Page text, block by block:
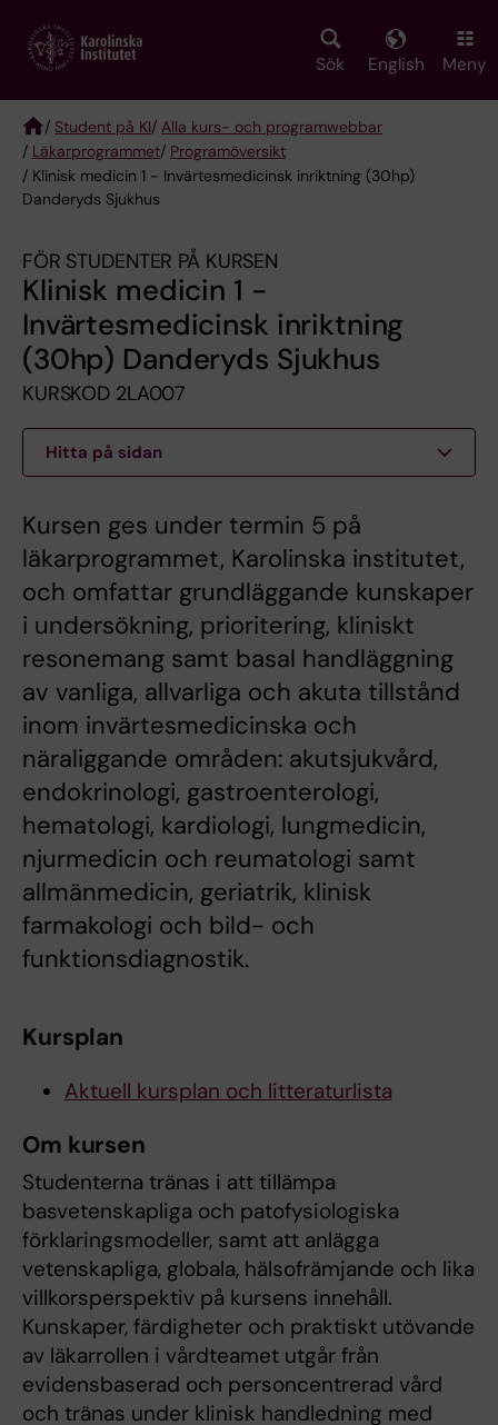
main
Sök English Meny
Breadcrumb
/ Student på KI/ Alla kurs- och programwebbar
/ Läkarprogrammet/ Programöversikt
/ Klinisk medicin 1 - Invärtesmedicinsk inriktning (30hp)
Danderyds Sjukhus
FÖR STUDENTER PÅ KURSEN
Klinisk medicin 1 -
Invärtesmedicinsk inriktning
(30hp) Danderyds Sjukhus
KURSKOD 2LA007
Hitta på sidan
Kursen ges under termin 5 på
läkarprogrammet, Karolinska institutet,
och omfattar grundläggande kunskaper
i undersökning, prioritering, kliniskt
resonemang samt basal handläggning
av vanliga, allvarliga och akuta tillstånd
inom invärtesmedicinska och
näraliggande områden: akutsjukvård,
endokrinologi, gastroenterologi,
hematologi, kardiologi, lungmedicin,
njurmedicin och reumatologi samt
allmänmedicin, geriatrik, klinisk
farmakologi och bild- och
funktionsdiagnostik.
Kursplan
Aktuell kursplan och litteraturlista
Om kursen
Studenterna tränas i att tillämpa
basvetenskapliga och patofysiologiska
förklaringsmodeller, samt att anlägga
vetenskapliga, globala, hälsofrämjande och lika
villkorsperspektiv på kursens innehåll.
Kunskaper, färdigheter och praktiskt utövande
av läkarrollen i vårdteamet utgår från
evidensbaserad och personcentrerad vård
och tränas under klinisk handledning med